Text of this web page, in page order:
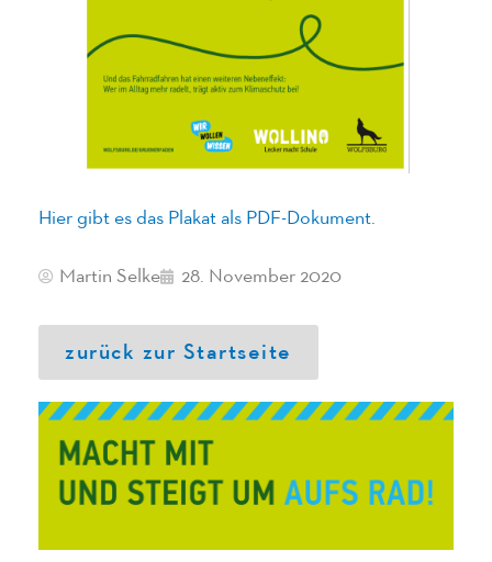
Hier gibt es das Plakat als PDF-Dokument.
Martin Selke 28. November 2020
zurück zur Startseite